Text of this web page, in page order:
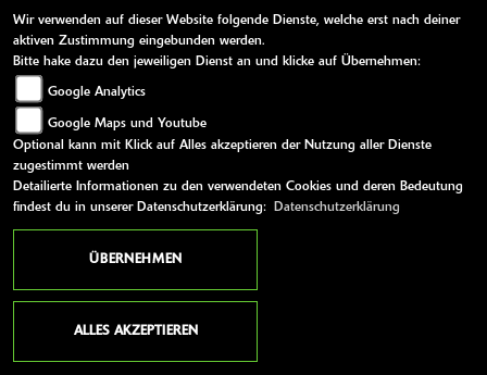
Wir verwenden auf dieser Website folgende Dienste, welche erst nach deiner
aktiven Zustimmung eingebunden werden.
Bitte hake dazu den jeweiligen Dienst an und klicke auf Übernehmen:
Google Analytics
Google Maps und Youtube
Optional kann mit Klick auf Alles akzeptieren der Nutzung aller Dienste
zugestimmt werden
Detailierte Informationen zu den verwendeten Cookies und deren Bedeutung
findest du in unserer Datenschutzerklärung:
Datenschutzerklärung
ÜBERNEHMEN
ALLES AKZEPTIEREN